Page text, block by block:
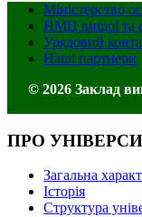
Міністерство
НМЦ вищої та
Урядовий
Наші партнери
© 2026 Заклад
ПРО
Загальна
Історія
Структура